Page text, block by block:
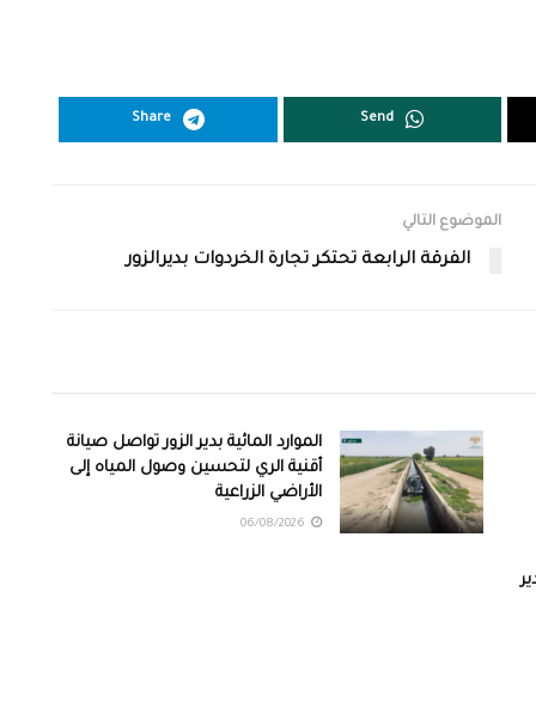
Send
Share
الموضوع التالي
الفرقة الرابعة تحتكر تجارة الخردوات بديرالزور
الموارد المائية بدير الزور تواصل صيانة
أقنية الري لتحسين وصول المياه إلى
الأراضي الزراعية